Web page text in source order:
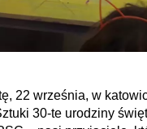
22 września, w
30-te urodziny